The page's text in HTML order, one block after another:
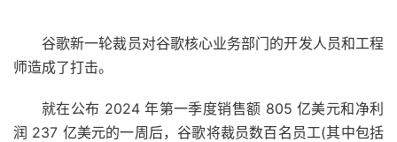
谷歌新一轮裁员对谷歌核心业务部门的开发人员和工程
师造成了打击。
就在公布 2024 年第一季度销售额 805 亿美元和净利
润 237 亿美元的一周后，谷歌将裁员数百名员工(其中包括